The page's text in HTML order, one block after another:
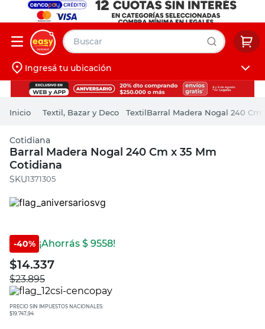
Buscar
Iniciá sesión
Ingresá tu ubicación
Textil, Bazar y Deco TextilBarral Madera Nogal 240 Cm
Cotidiana
Barral Madera Nogal 240 Cm x 35 Mm
Cotidiana
:1371305
-40% ¡Ahorrás $ 9558!
$14.337
$23.895
PRECIO SIN IMPUESTOS NACIONALES:
$19.747,94
muebles
pintura
escritorio
puertas
placard